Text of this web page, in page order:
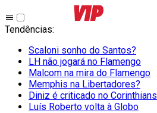
Tendências:
Scaloni sonho do Santos?
LH não jogará no Flamengo
Malcom na mira do Flamengo
Memphis na Libertadores?
Diniz é criticado no Corinthians
Luís Roberto volta à Globo